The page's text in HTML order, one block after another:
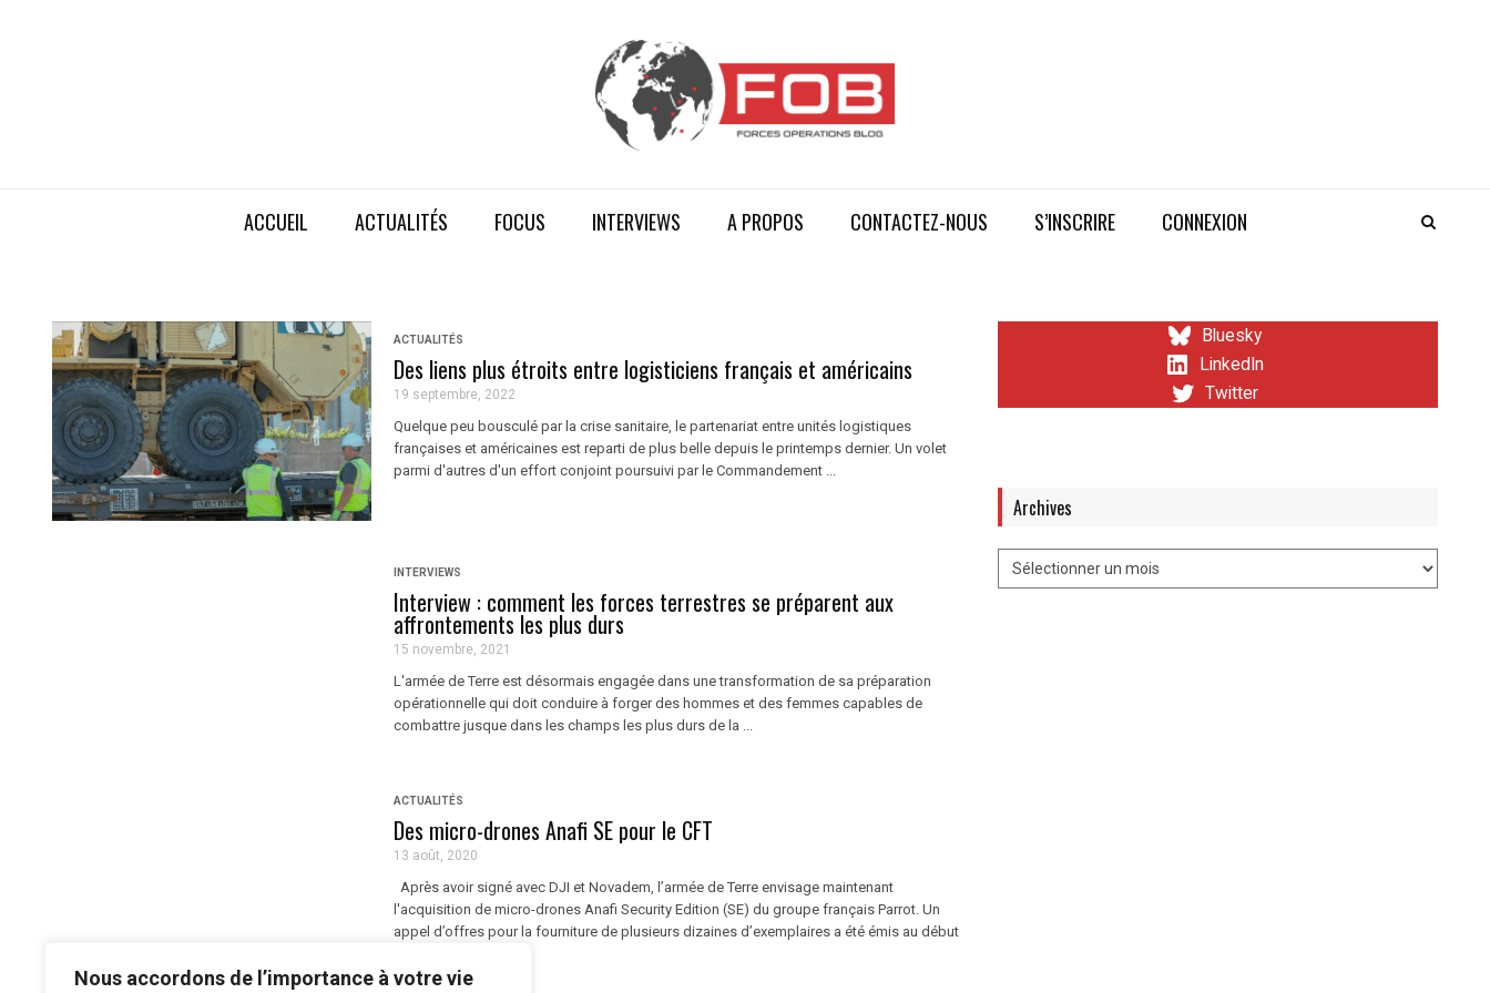
Nous accordons de l’importance à votre vie
ACCUEIL ACTUALITÉS FOCUS INTERVIEWS A PROPOS CONTACTEZ-NOUS S’INSCRIRE CONNEXION
ACTUALITÉS
Des liens plus étroits entre logisticiens français et américains
19 septembre, 2022
Quelque peu bousculé par la crise sanitaire, le partenariat entre unités logistiques
françaises et américaines est reparti de plus belle depuis le printemps dernier. Un volet
parmi d'autres d'un effort conjoint poursuivi par le Commandement ...
INTERVIEWS
Interview : comment les forces terrestres se préparent aux
affrontements les plus durs
15 novembre, 2021
L'armée de Terre est désormais engagée dans une transformation de sa préparation
opérationnelle qui doit conduire à forger des hommes et des femmes capables de
combattre jusque dans les champs les plus durs de la ...
ACTUALITÉS
Des micro-drones Anafi SE pour le CFT
13 août, 2020
Après avoir signé avec DJI et Novadem, l’armée de Terre envisage maintenant
l'acquisition de micro-drones Anafi Security Edition (SE) du groupe français Parrot. Un
appel d’offres pour la fourniture de plusieurs dizaines d’exemplaires a été émis au début
Bluesky
LinkedIn
Twitter
Archives